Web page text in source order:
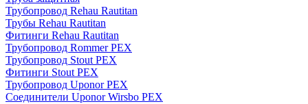
Трубопровод Rehau Rautitan
Трубы Rehau Rautitan
Фитинги Rehau Rautitan
Трубопровод Rommer PEX
Трубопровод Stout PEX
Фитинги Stout PEX
Трубопровод Uponor PEX
Соединители Uponor Wirsbo PEX